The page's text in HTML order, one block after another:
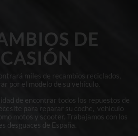
DE
miles de recambios reciclados,
por el modelo de su vehículo.
de encontrar todos los repuestos de
para reparar su coche, vehículo
motos y scooter. Trabajamos con los
desguaces de España.